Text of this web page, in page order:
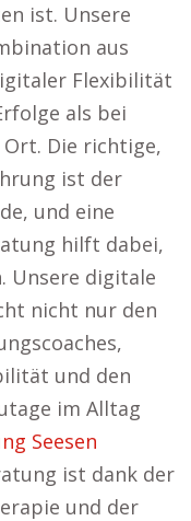
ist. Unsere
aus
Flexibilität
als bei
Die richtige,
ist der
und eine
hilft dabei,
Unsere digitale
nicht nur den
und den
im Alltag
Seesen
ist dank der
und der